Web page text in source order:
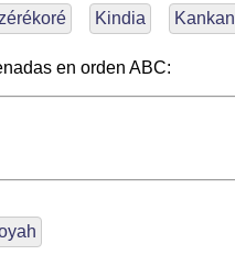
Kindia Kankan
en orden ABC: